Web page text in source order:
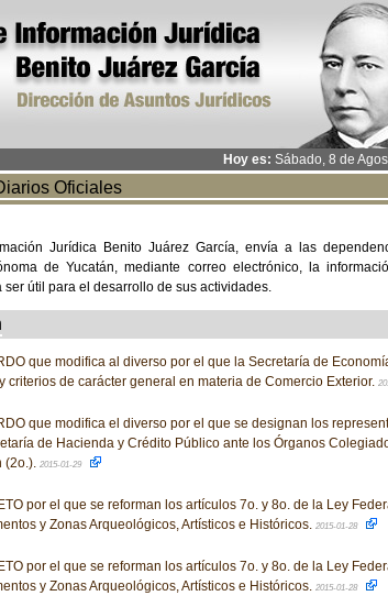
Hoy es: Sábado, 8 de
Oficiales
Jurídica Benito Juárez García, envía a las
de Yucatán, mediante correo electrónico, la
ser útil para el desarrollo de sus actividades.
que modifica al diverso por el que la Secretaría de
criterios de carácter general en materia de Comercio Exterior.
que modifica el diverso por el que se designan los
de Hacienda y Crédito Público ante los Órganos
(2o.). 2015-01-29
por el que se reforman los artículos 7o. y 8o. de la Ley
y Zonas Arqueológicos, Artísticos e Históricos. 2015-01-28
por el que se reforman los artículos 7o. y 8o. de la Ley
y Zonas Arqueológicos, Artísticos e Históricos. 2015-01-28